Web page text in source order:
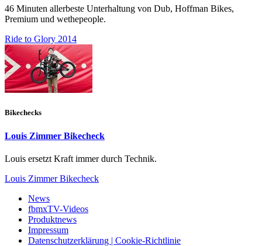
46 Minuten allerbeste Unterhaltung von Dub, Hoffman Bikes,
Premium und wethepeople.
Ride to Glory 2014
Bikechecks
Louis Zimmer Bikecheck
Louis ersetzt Kraft immer durch Technik.
Louis Zimmer Bikecheck
News
fbmxTV-Videos
Produktnews
Impressum
Datenschutzerklärung | Cookie-Richtlinie